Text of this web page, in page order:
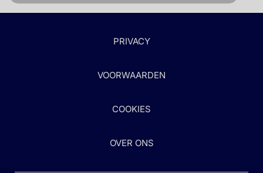
PRIVACY
VOORWAARDEN
COOKIES
OVER ONS